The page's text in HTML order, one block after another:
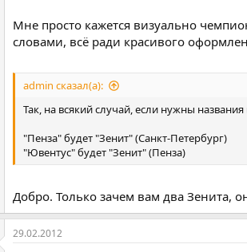
Мне просто кажется визуально
словами, всё ради красивого
admin сказал(а):
Так, на всякий случай, если нужны
"Пенза" будет "Зенит" (Санкт-Петербург)
"Ювентус" будет "Зенит" (Пенза)
Добро. Только зачем вам два Зенита,
29.02.2012